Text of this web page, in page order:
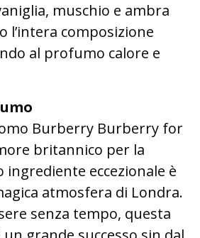
muschio e ambra
l’intera composizione
al profumo calore e
Burberry Burberry for
britannico per la
ingrediente eccezionale è
atmosfera di Londra.
senza tempo, questa